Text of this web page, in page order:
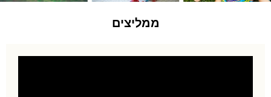
ממליצים